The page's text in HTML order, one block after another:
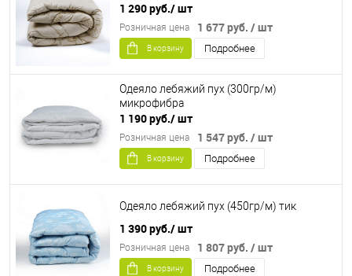
1 290 руб./ шт
1 677 руб. / шт
Розничная цена
В корзину Подробнее
Одеяло лебяжий пух (300гр/м)
микрофибра
1 190 руб./ шт
1 547 руб. / шт
Розничная цена
В корзину Подробнее
Одеяло лебяжий пух (450гр/м) тик
1 390 руб./ шт
1 807 руб. / шт
Розничная цена
В корзину Подробнее